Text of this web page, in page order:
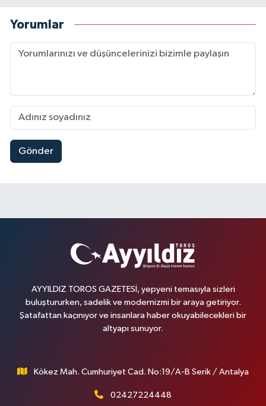
Yorumlar
Gönder
AYYILDIZ TOROS GAZETESİ, yepyeni temasıyla sizleri
buluştururken, sadelik ve modernizmi bir araya getiriyor.
Şatafattan kaçınıyor ve insanlara haber okuyabilecekleri bir
altyapı sunuyor.
Kökez Mah. Cumhuriyet Cad. No:19/A-B Serik / Antalya
02427224448